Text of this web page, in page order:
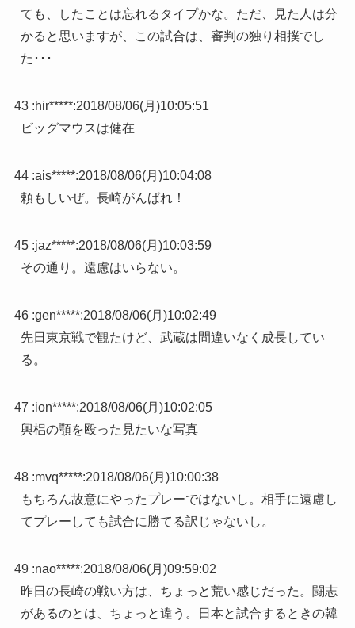
ても、したことは忘れるタイプかな。ただ、見た人は分
かると思いますが、この試合は、審判の独り相撲でし
た･･･
43 :hir*****:2018/08/06(月)10:05:51
ビッグマウスは健在
44 :ais*****:2018/08/06(月)10:04:08
頼もしいぜ。長崎がんばれ！
45 :jaz*****:2018/08/06(月)10:03:59
その通り。遠慮はいらない。
46 :gen*****:2018/08/06(月)10:02:49
先日東京戦で観たけど、武蔵は間違いなく成長してい
る。
47 :ion*****:2018/08/06(月)10:02:05
興梠の顎を殴った見たいな写真
48 :mvq*****:2018/08/06(月)10:00:38
もちろん故意にやったプレーではないし。相手に遠慮し
てプレーしても試合に勝てる訳じゃないし。
49 :nao*****:2018/08/06(月)09:59:02
昨日の長崎の戦い方は、ちょっと荒い感じだった。闘志
があるのとは、ちょっと違う。日本と試合するときの韓